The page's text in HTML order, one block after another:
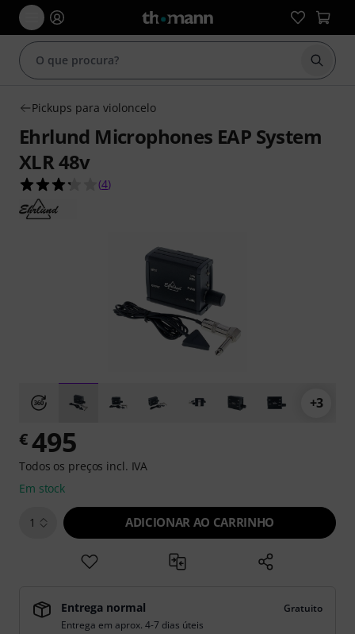
Iniciar
Pickups para violoncelo
Ehrlund Microphones EAP System
XLR 48v
3.3 de 5 estrelas de 4 avaliações de clientes
(4)
+3
€495
Todos os preços incl. IVA
Em stock
1 ADICIONAR AO CARRINHO
Entrega normal
Gratuito
Entrega em aprox. 4-7 dias úteis